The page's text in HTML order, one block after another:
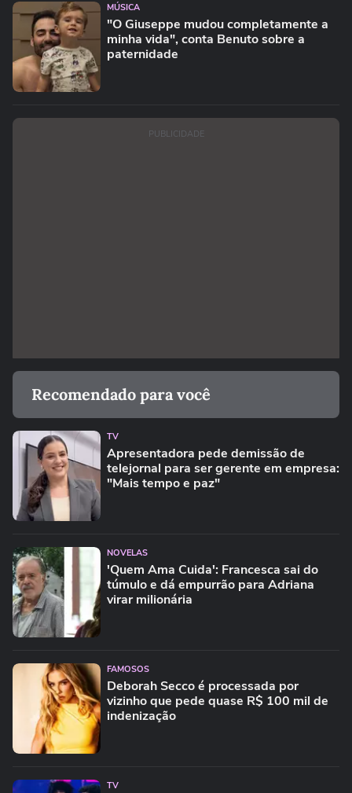
MÚSICA
"O Giuseppe mudou completamente a
minha vida", conta Benuto sobre a
paternidade
PUBLICIDADE
Recomendado para você
TV
Apresentadora pede demissão de
telejornal para ser gerente em empresa:
"Mais tempo e paz"
NOVELAS
'Quem Ama Cuida': Francesca sai do
túmulo e dá empurrão para Adriana
virar milionária
FAMOSOS
Deborah Secco é processada por
vizinho que pede quase R$ 100 mil de
indenização
TV